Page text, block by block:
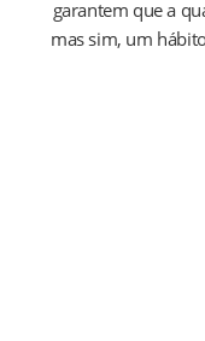
garantem que a
mas sim, um